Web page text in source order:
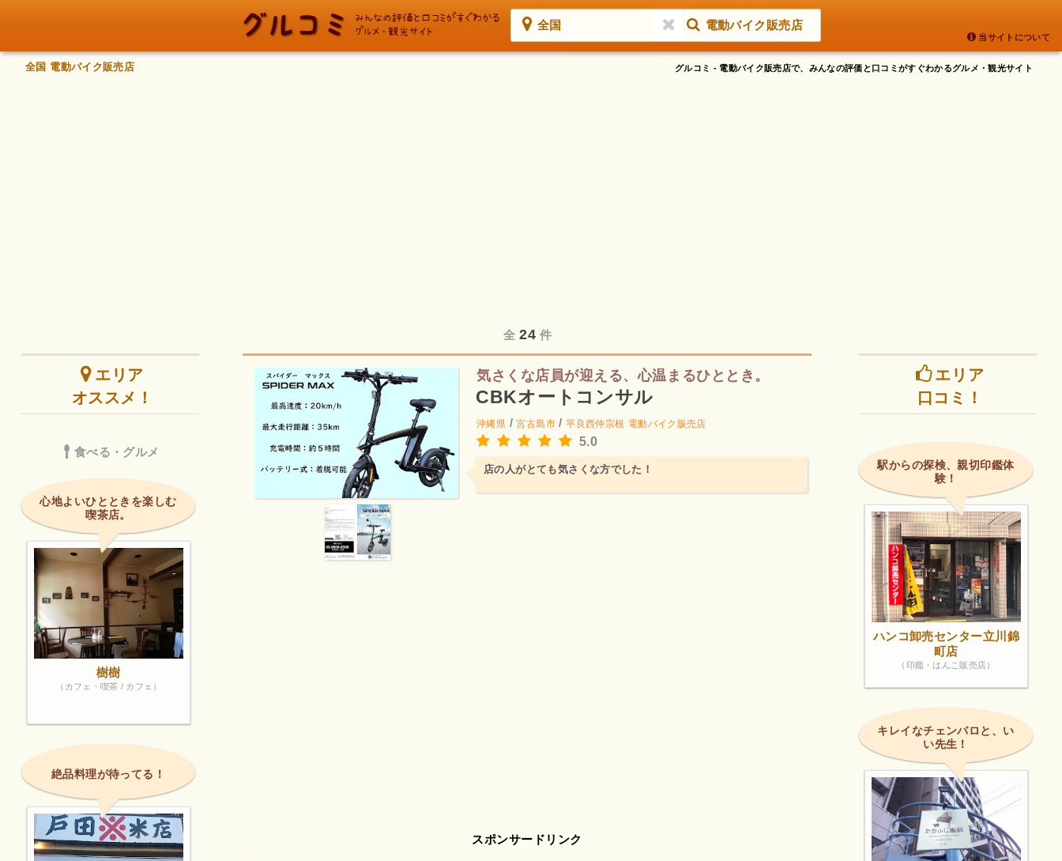
全国 電動バイク販売店
当サイトについて
グルコミ - 電動バイク販売店で、みんなの評価と口コミがすぐわかるグルメ・観光サイト
全国 電動バイク販売店
全 24 件
気さくな店員が迎える、心温まるひととき。
CBKオートコンサル
沖縄県 /宮古島市/平良西仲宗根 電動バイク販売店
5.0
店の人がとても気さくな方でした！
スポンサードリンク
エリア
オススメ！
食べる・グルメ
心地よいひとときを楽しむ
喫茶店。
樹樹
（カフェ・喫茶 / カフェ）
絶品料理が待ってる！
エリア
口コミ！
駅からの探検、親切印鑑体
験！
ハンコ卸売センター立川錦
町店
（印鑑・はんこ販売店）
キレイなチェンバロと、い
い先生！